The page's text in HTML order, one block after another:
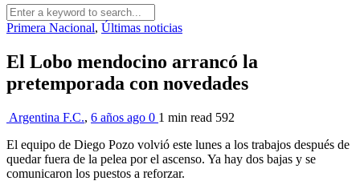
Primera Nacional, Últimas noticias
El Lobo mendocino arrancó la
pretemporada con novedades
Argentina F.C., 6 años ago 0 1 min read 592
El equipo de Diego Pozo volvió este lunes a los trabajos después de
quedar fuera de la pelea por el ascenso. Ya hay dos bajas y se
comunicaron los puestos a reforzar.